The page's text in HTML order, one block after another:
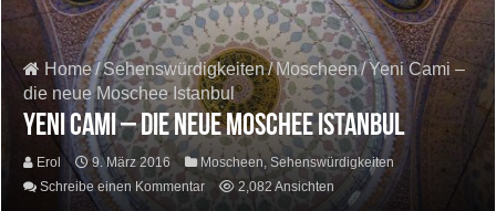
Home/Sehenswürdigkeiten/Moscheen/Yeni Cami –
die neue Moschee Istanbul
Yeni Cami – die neue Moschee Istanbul
Erol 9. März 2016 Moscheen,Sehenswürdigkeiten
Schreibe einen Kommentar
2,082 Ansichten